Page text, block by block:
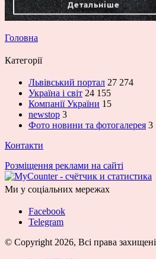
Головна
Категорії
Львівський портал 27 274
Україна і світ 24 155
Компанії України 15
newstop 3
Фото новини та фотогалерея 3
Контакти
Розміщення реклами на сайті
Ми у соціальних мережах
Facebook
Telegram
© Copyright 2026, Всі права захищені